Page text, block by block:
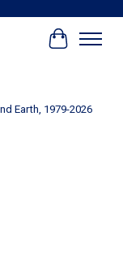
Earth, 1979-2026